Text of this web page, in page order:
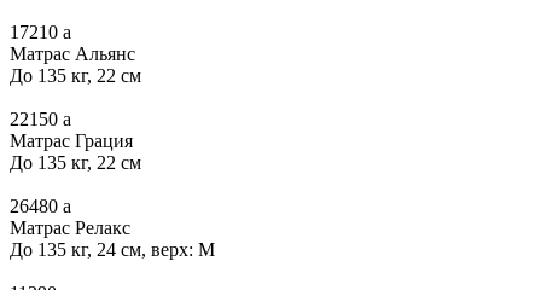
17210 a
Матрас Альянс
До 135 кг, 22 см
22150 a
Матрас Грация
До 135 кг, 22 см
26480 a
Матрас Релакс
До 135 кг, 24 см, верх: М